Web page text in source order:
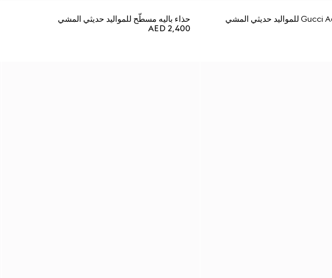
حذاء باليه مسطّح للمواليد حديثي المشي
AED 2,400